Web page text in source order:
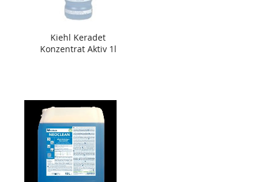
Kiehl Keradet
Konzentrat Aktiv 1l